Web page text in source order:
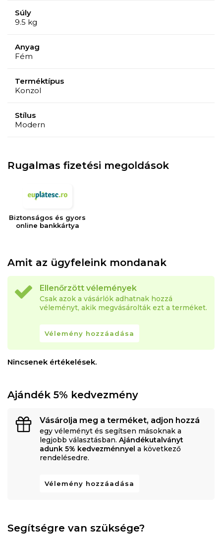
Súly
9.5 kg
Anyag
Fém
Terméktípus
Konzol
Stílus
Modern
Rugalmas fizetési megoldások
Biztonságos és gyors
online bankkártya
Amit az ügyfeleink mondanak
Ellenőrzött vélemények
Csak azok a vásárlók adhatnak hozzá
véleményt, akik megvásárolták ezt a terméket.
Vélemény hozzáadása
Nincsenek értékelések.
Ajándék 5% kedvezmény
Vásárolja meg a terméket, adjon hozzá
egy véleményt és segítsen másoknak a
legjobb választásban. Ajándékutalványt
adunk 5% kedvezménnyel a következő
rendelésedre.
Vélemény hozzáadása
Segítségre van szüksége?